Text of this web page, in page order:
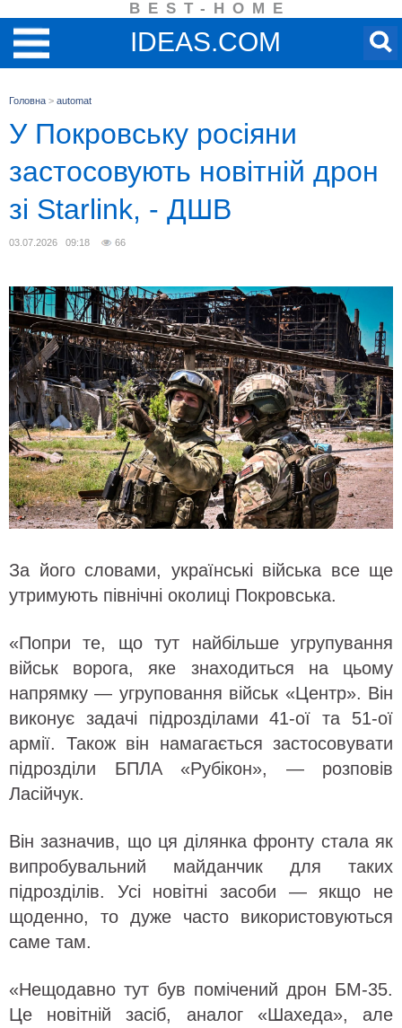
BEST-HOME
IDEAS.COM
Головна > automat
У Покровську росіяни
застосовують новітній дрон
зі Starlink, - ДШВ
03.07.2026 09:18 66
За його словами, українські війська все ще
утримують північні околиці Покровська.
«Попри те, що тут найбільше угрупування
військ ворога, яке знаходиться на цьому
напрямку — угруповання військ «Центр». Він
виконує задачі підрозділами 41-ої та 51-ої
армії. Також він намагається застосовувати
підрозділи БПЛА «Рубікон», — розповів
Ласійчук.
Він зазначив, що ця ділянка фронту стала як
випробувальний майданчик для таких
підрозділів. Усі новітні засоби — якщо не
щоденно, то дуже часто використовуються
саме там.
«Нещодавно тут був помічений дрон БМ-35.
Це новітній засіб, аналог «Шахеда», але